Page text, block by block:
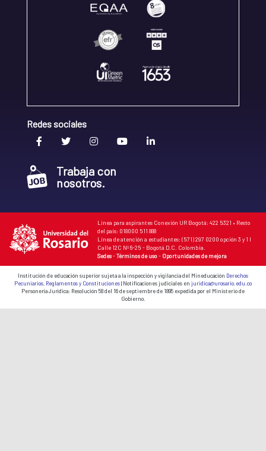
Redes sociales
Trabaja con
nosotros.
Línea para aspirantes Conexión UR Bogotá: 422 5321 • Resto
del país: 018000 511 888
Línea de atención a estudiantes: (571) 297 0200 opción 3 y 1 I
Calle 12C Nº 6-25 - Bogotá D.C. Colombia.
Sedes-Términos de uso- Oportunidades de mejora
Institución de educación superior sujeta a la inspección y vigilancia del Mineducación Derechos
Pecuniarios, Reglamentos y Constituciones| Notificaciones judiciales en juridica@urosario.edu.co
Personería Jurídica: Resolución 58 del 16 de septiembre de 1895 expedida por el Ministerio de
Gobierno.